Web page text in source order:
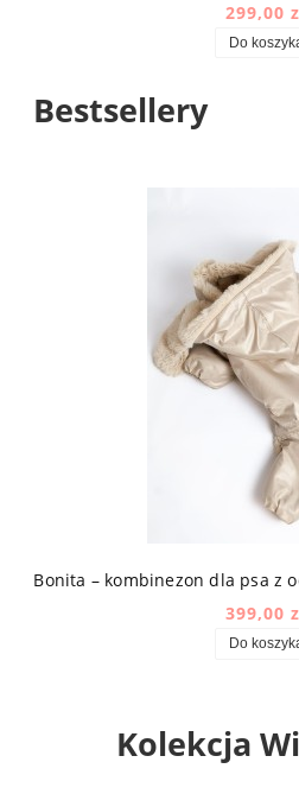
299,00
Do
Bestsellery
399,00
Do
Kolekcja